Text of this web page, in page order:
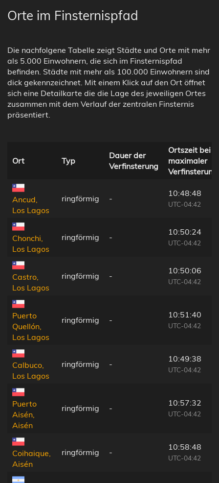
Orte im Finsternispfad
Die nachfolgene Tabelle zeigt Städte und Orte mit mehr
als 5.000 Einwohnern, die sich im Finsternispfad
befinden. Städte mit mehr als 100.000 Einwohnern sind
dick gekennzeichnet. Mit einem Klick auf den Ort öffnet
sich eine Detailkarte die die Lage des jeweiligen Ortes
zusammen mit dem Verlauf der zentralen Finsternis
präsentiert.
Ort Typ
Dauer der
Verfinsterung
Ortszeit bei
maximaler
Verfinsterung
Ancud,
Los Lagos
ringförmig -
10:48:48
UTC-04:42
Chonchi,
Los Lagos
ringförmig -
10:50:24
UTC-04:42
Castro,
Los Lagos
ringförmig -
10:50:06
UTC-04:42
Puerto
Quellón,
Los Lagos
ringförmig -
10:51:40
UTC-04:42
Calbuco,
Los Lagos
ringförmig -
10:49:38
UTC-04:42
Puerto
Aisén,
Aisén
ringförmig -
10:57:32
UTC-04:42
Coihaique,
Aisén
ringförmig -
10:58:48
UTC-04:42